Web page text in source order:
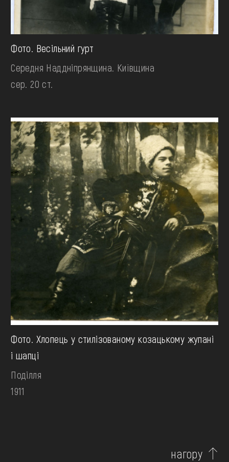
Фото. Весільний гурт
Середня Наддніпрянщина. Київщина
сер. 20 ст.
Фото. Хлопець у стилізованому козацькому жупані
і шапці
Поділля
1911
нагору